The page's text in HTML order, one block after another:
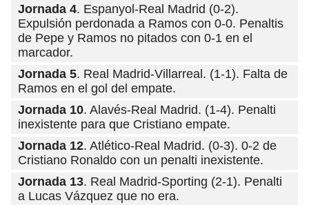
Jornada 4. Espanyol-Real Madrid (0-2).
Expulsión perdonada a Ramos con 0-0. Penaltis
de Pepe y Ramos no pitados con 0-1 en el
marcador.
Jornada 5. Real Madrid-Villarreal. (1-1). Falta de
Ramos en el gol del empate.
Jornada 10. Alavés-Real Madrid. (1-4). Penalti
inexistente para que Cristiano empate.
Jornada 12. Atlético-Real Madrid. (0-3). 0-2 de
Cristiano Ronaldo con un penalti inexistente.
Jornada 13. Real Madrid-Sporting (2-1). Penalti
a Lucas Vázquez que no era.